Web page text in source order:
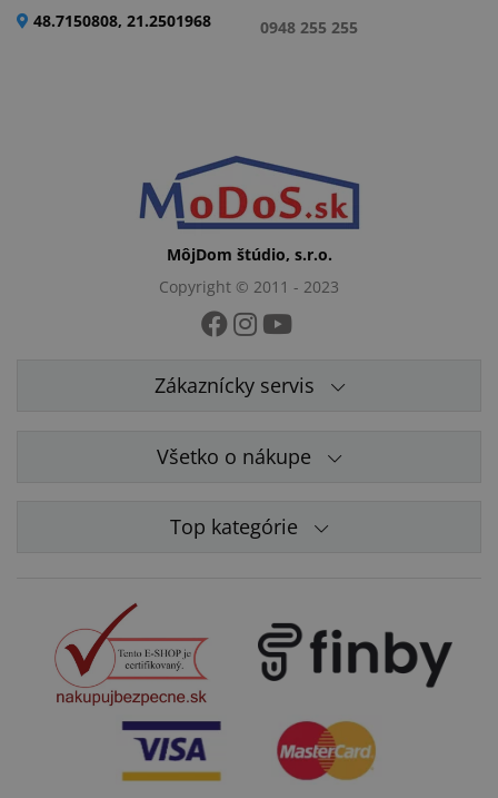
48.7150808, 21.2501968
0948 255 255
MôjDom štúdio, s.r.o.
Copyright © 2011 - 2023
Zákaznícky servis
Všetko o nákupe
Top kategórie